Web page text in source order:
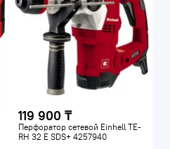
119 900 ₸
Перфоратор сетевой Einhell TE-
RH 32 E SDS+ 4257940